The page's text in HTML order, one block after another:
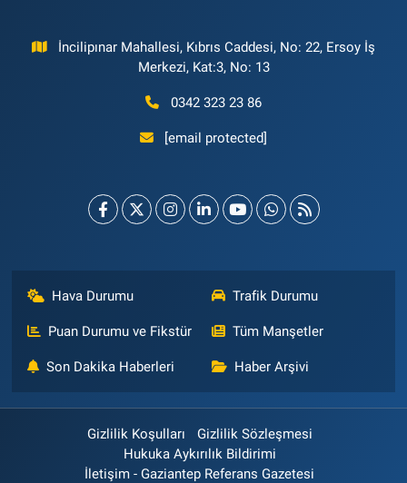
İncilipınar Mahallesi, Kıbrıs Caddesi, No: 22, Ersoy İş
Merkezi, Kat:3, No: 13
0342 323 23 86
[email protected]
Hava Durumu Trafik Durumu
Puan Durumu ve Fikstür Tüm Manşetler
Son Dakika Haberleri Haber Arşivi
Gizlilik Koşulları
Gizlilik Sözleşmesi
Hukuka Aykırılık Bildirimi
İletişim - Gaziantep Referans Gazetesi